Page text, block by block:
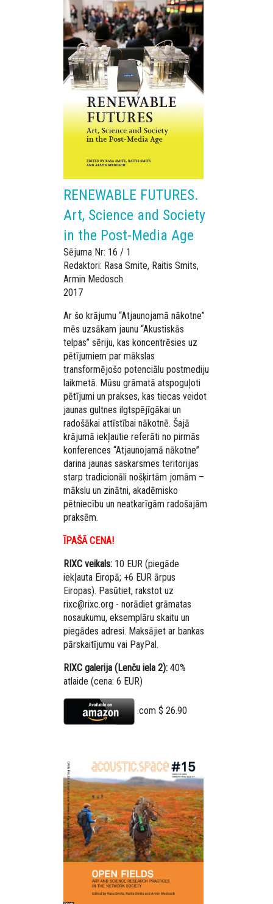
RENEWABLE FUTURES.
Art, Science and Society
in the Post-Media Age
Sējuma Nr: 16 / 1
Redaktori: Rasa Smite, Raitis Smits,
Armin Medosch
2017
Ar šo krājumu “Atjaunojamā nākotne”
mēs uzsākam jaunu “Akustiskās
telpas” sēriju, kas koncentrēsies uz
pētījumiem par mākslas
transformējošo potenciālu postmediju
laikmetā. Mūsu grāmatā atspoguļoti
pētījumi un prakses, kas tiecas veidot
jaunas gultnes ilgtspējīgākai un
radošākai attīstībai nākotnē. Šajā
krājumā iekļautie referāti no pirmās
konferences “Atjaunojamā nākotne”
darina jaunas saskarsmes teritorijas
starp tradicionāli nošķirtām jomām –
mākslu un zinātni, akadēmisko
pētniecību un neatkarīgām radošajām
praksēm.
ĪPAŠĀ CENA!
RIXC veikals: 10 EUR (piegāde
iekļauta Eiropā; +6 EUR ārpus
Eiropas). Pasūtiet, rakstot uz
rixc@rixc.org - norādiet grāmatas
nosaukumu, eksemplāru skaitu un
piegādes adresi. Maksājiet ar bankas
pārskaitījumu vai PayPal.
RIXC galerija (Lenču iela 2): 40%
atlaide (cena: 6 EUR)
.com $ 26.90